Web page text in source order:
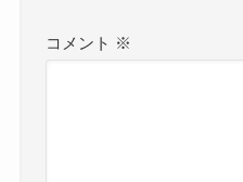
コメント ※